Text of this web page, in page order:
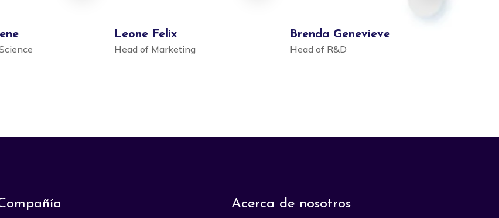
Leone Felix
Head of Marketing
Brenda Genevieve
Head of R&D
Acerca de nosotros